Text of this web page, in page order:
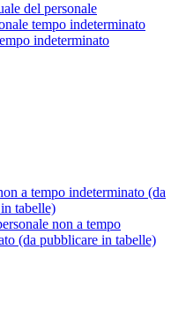
del personale
tempo indeterminato
indeterminato
a tempo indeterminato (da
tabelle)
non a tempo
(da pubblicare in tabelle)